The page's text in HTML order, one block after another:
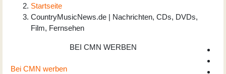
Startseite
CountryMusicNews.de | Nachrichten, CDs, DVDs,
Film, Fernsehen
BEI CMN WERBEN
Bei CMN werben